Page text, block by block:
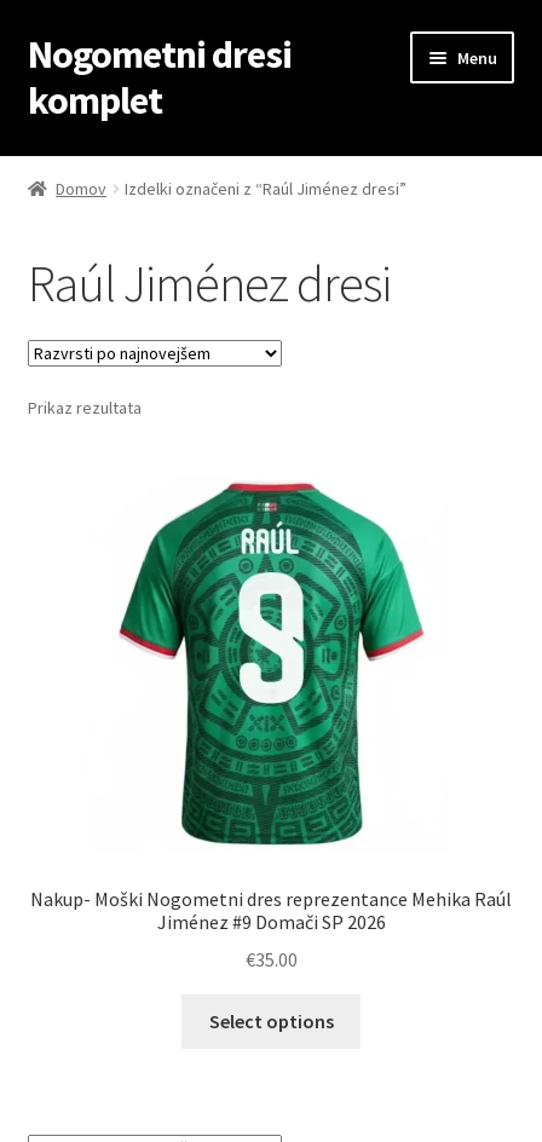
Skip
to
navigation
Skip
to
content
Nogometni dresi
komplet
Menu
Domov
Kontaktiraj nas
Košarica
Moj račun
Zaključek nakupa
Domov Izdelki označeni z “Raúl Jiménez dresi”
Raúl Jiménez dresi
Prikaz rezultata
Nakup- Moški Nogometni dres reprezentance Mehika Raúl
Jiménez #9 Domači SP 2026
€35.00
Select options